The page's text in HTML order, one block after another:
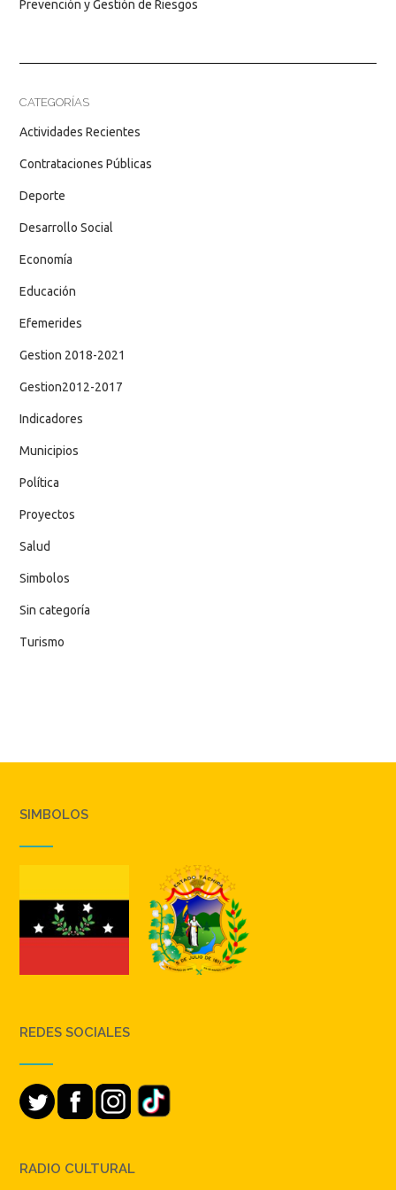
Prevención y Gestión de Riesgos
CATEGORÍAS
Actividades Recientes
Contrataciones Públicas
Deporte
Desarrollo Social
Economía
Educación
Efemerides
Gestion 2018-2021
Gestion2012-2017
Indicadores
Municipios
Política
Proyectos
Salud
Simbolos
Sin categoría
Turismo
SIMBOLOS
REDES SOCIALES
RADIO CULTURAL